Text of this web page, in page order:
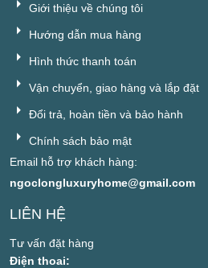
Giới thiệu về chúng tôi
Hướng dẫn mua hàng
Hình thức thanh toán
Vận chuyển, giao hàng và lắp đặt
Đổi trả, hoàn tiền và bảo hành
Chính sách bảo mật
Email hỗ trợ khách hàng:
ngoclongluxuryhome@gmail.com
LIÊN HỆ
Tư vấn đặt hàng
Điện thoai: